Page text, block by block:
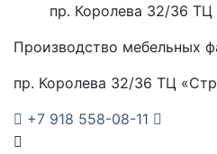
пр. Королева 32/36 ТЦ
Производство мебельных
пр. Королева 32/36 ТЦ
+7 918 558-08-11